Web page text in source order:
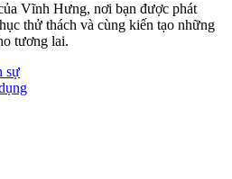
Vĩnh Hưng, nơi bạn được phát
thử thách và cùng kiến tạo những
tương lai.
sự